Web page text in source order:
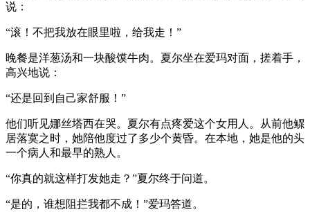
说：
“滚！不把我放在眼里啦，给我走！”
晚餐是洋葱汤和一块酸馍牛肉。夏尔坐在爱玛对面，搓着手，
高兴地说：
“还是回到自己家舒服！”
他们听见娜丝塔西在哭。夏尔有点疼爱这个女用人。从前他鳏
居落寞之时，她陪他度过了多少个黄昏。在本地，她是他的头
一个病人和最早的熟人。
“你真的就这样打发她走？”夏尔终于问道。
“是的，谁想阻拦我都不成！”爱玛答道。